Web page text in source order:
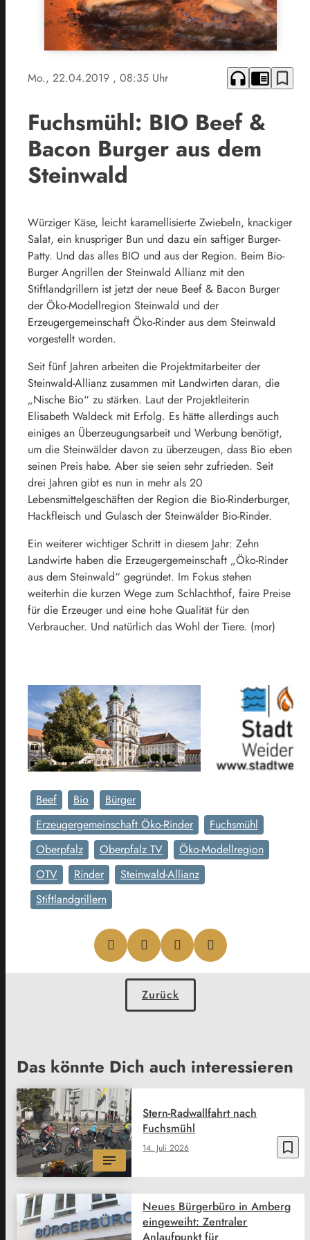
Mo., 22.04.2019 , 08:35 Uhr headphones chrome_reader_mode bookmark_border
Fuchsmühl: BIO Beef &
Bacon Burger aus dem
Steinwald
Würziger Käse, leicht karamellisierte Zwiebeln, knackiger
Salat, ein knuspriger Bun und dazu ein saftiger Burger-
Patty. Und das alles BIO und aus der Region. Beim Bio-
Burger Angrillen der Steinwald Allianz mit den
Stiftlandgrillern ist jetzt der neue Beef & Bacon Burger
der Öko-Modellregion Steinwald und der
Erzeugergemeinschaft Öko-Rinder aus dem Steinwald
vorgestellt worden.
Seit fünf Jahren arbeiten die Projektmitarbeiter der
Steinwald-Allianz zusammen mit Landwirten daran, die
„Nische Bio“ zu stärken. Laut der Projektleiterin
Elisabeth Waldeck mit Erfolg. Es hätte allerdings auch
einiges an Überzeugungsarbeit und Werbung benötigt,
um die Steinwälder davon zu überzeugen, dass Bio eben
seinen Preis habe. Aber sie seien sehr zufrieden. Seit
drei Jahren gibt es nun in mehr als 20
Lebensmittelgeschäften der Region die Bio-Rinderburger,
Hackfleisch und Gulasch der Steinwälder Bio-Rinder.
Ein weiterer wichtiger Schritt in diesem Jahr: Zehn
Landwirte haben die Erzeugergemeinschaft „Öko-Rinder
aus dem Steinwald“ gegründet. Im Fokus stehen
weiterhin die kurzen Wege zum Schlachthof, faire Preise
für die Erzeuger und eine hohe Qualität für den
Verbraucher. Und natürlich das Wohl der Tiere. (mor)
Beef Bio
Bürger
Erzeugergemeinschaft Öko-Rinder
Fuchsmühl
Oberpfalz
Oberpfalz TV
Öko-Modellregion
OTV
Rinder
Steinwald-Allianz
Stiftlandgrillern
Zurück
Das könnte Dich auch interessieren
bookmark_border
14. Juli 2026
Stern-Radwallfahrt nach
Fuchsmühl
Neues Bürgerbüro in Amberg
eingeweiht: Zentraler
Anlaufpunkt für